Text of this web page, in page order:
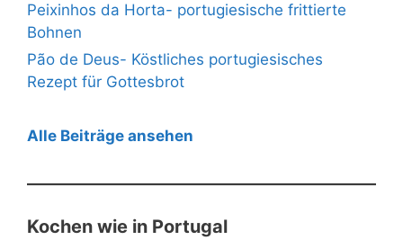
Peixinhos da Horta- portugiesische frittierte
Bohnen
Pão de Deus- Köstliches portugiesisches
Rezept für Gottesbrot
Alle Beiträge ansehen
Kochen wie in Portugal